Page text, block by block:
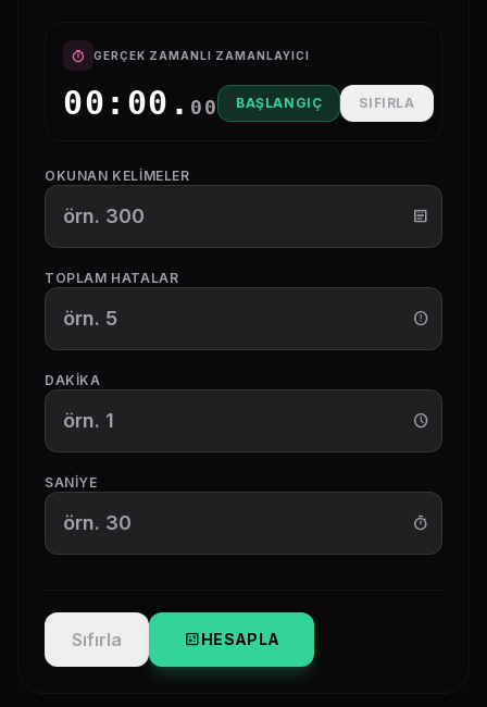
timer GERÇEK ZAMANLI ZAMANLAYICI
00:00. 00 BAŞLANGIÇ SIFIRLA
OKUNAN KELIMELER
article
TOPLAM HATALAR
error_outline
DAKIKA
schedule
SANIYE
timer
Sıfırla calculateHESAPLA